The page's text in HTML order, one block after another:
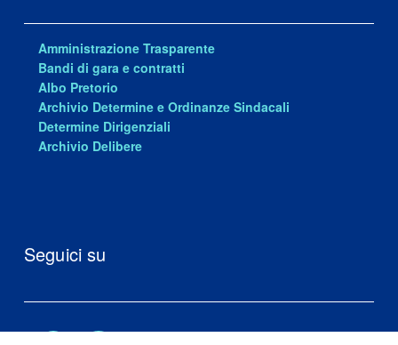
Amministrazione Trasparente
Bandi di gara e contratti
Albo Pretorio
Archivio Determine e Ordinanze Sindacali
Determine Dirigenziali
Archivio Delibere
Seguici su